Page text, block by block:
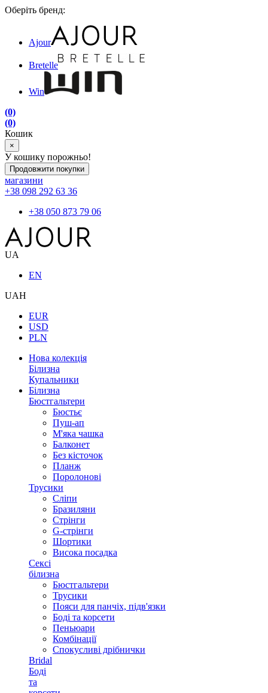
Оберіть бренд:
Ajour
Bretelle
Win
(0)
(0)
Кошик
×
У кошику порожньо!
Продовжити покупки
магазини
+38 098 292 63 36
+38 050 873 79 06
UA
EN
UAH
EUR
USD
PLN
Нова колекція
Білизна
Купальники
Білизна
Бюстгальтери
Бюстьє
Пуш-ап
М'яка чашка
Балконет
Без кісточок
Планж
Поролонові
Трусики
Сліпи
Бразиляни
Стрінги
G-стрінги
Шортики
Висока посадка
Сексі
білизна
Бюстгальтери
Трусики
Пояси для панчіх, підв'язки
Боді та корсети
Пеньюари
Комбінації
Спокусливі дрібнички
Bridal
Боді
та